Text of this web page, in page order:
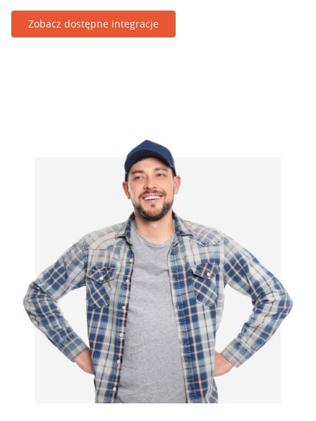
Zobacz dostępne integracje